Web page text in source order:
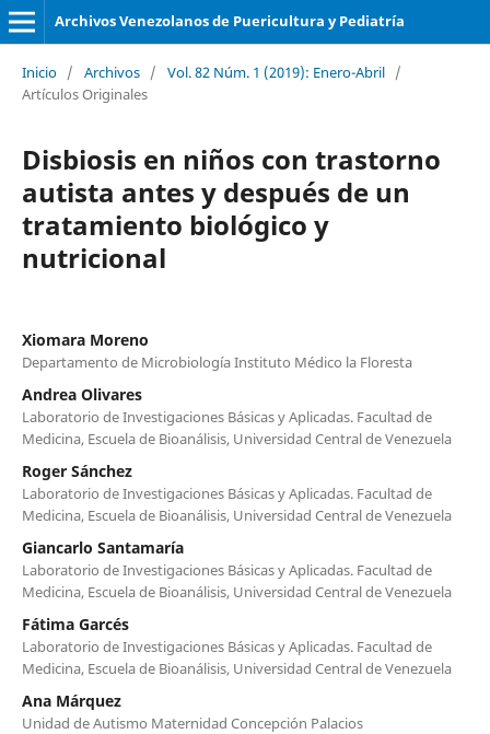
Archivos Venezolanos de Puericultura y Pediatría
Inicio / Archivos / Vol. 82 Núm. 1 (2019): Enero-Abril /
Artículos Originales
Disbiosis en niños con trastorno
autista antes y después de un
tratamiento biológico y
nutricional
Xiomara Moreno
Departamento de Microbiología Instituto Médico la Floresta
Andrea Olivares
Laboratorio de Investigaciones Básicas y Aplicadas. Facultad de
Medicina, Escuela de Bioanálisis, Universidad Central de Venezuela
Roger Sánchez
Laboratorio de Investigaciones Básicas y Aplicadas. Facultad de
Medicina, Escuela de Bioanálisis, Universidad Central de Venezuela
Giancarlo Santamaría
Laboratorio de Investigaciones Básicas y Aplicadas. Facultad de
Medicina, Escuela de Bioanálisis, Universidad Central de Venezuela
Fátima Garcés
Laboratorio de Investigaciones Básicas y Aplicadas. Facultad de
Medicina, Escuela de Bioanálisis, Universidad Central de Venezuela
Ana Márquez
Unidad de Autismo Maternidad Concepción Palacios